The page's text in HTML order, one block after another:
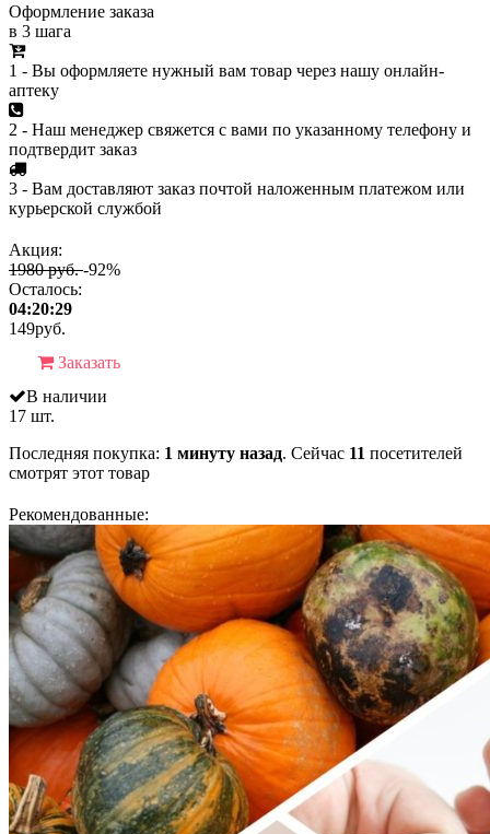
Оформление заказа
в 3 шага
1 - Вы оформляете нужный вам товар через нашу онлайн-
аптеку
2 - Наш менеджер свяжется с вами по указанному телефону и
подтвердит заказ
3 - Вам доставляют заказ почтой наложенным платежом или
курьерской службой
Акция:
1980 руб.-92%
Осталось:
04:20:29
149руб.
Заказать
В наличии
17 шт.
Последняя покупка: 1 минуту назад. Сейчас 11 посетителей
смотрят этот товар
Рекомендованные: